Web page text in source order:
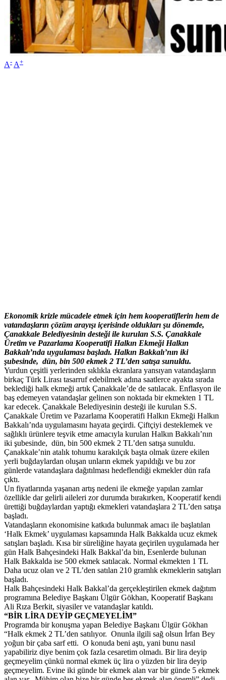
A- A+
Ekonomik krizle mücadele etmek için hem kooperatiflerin hem de
vatandaşların çözüm arayışı içerisinde oldukları şu dönemde,
Çanakkale Belediyesinin desteği ile kurulan S.S. Çanakkale
Üretim ve Pazarlama Kooperatifi Halkın Ekmeği Halkın
Bakkalı’nda uygulaması başladı. Halkın Bakkalı’nın iki
şubesinde, dün, bin 500 ekmek 2 TL’den satışa sunuldu.
Yurdun çeşitli yerlerinden sıklıkla ekranlara yansıyan vatandaşların
birkaç Türk Lirası tasarruf edebilmek adına saatlerce ayakta sırada
beklediği halk ekmeği artık Çanakkale’de de satılacak. Enflasyon ile
baş edemeyen vatandaşlar gelinen son noktada bir ekmekten 1 TL
kar edecek. Çanakkale Belediyesinin desteği ile kurulan S.S.
Çanakkale Üretim ve Pazarlama Kooperatifi Halkın Ekmeği Halkın
Bakkalı’nda uygulamasını hayata geçirdi. Çiftçiyi desteklemek ve
sağlıklı ürünlere teşvik etme amacıyla kurulan Halkın Bakkalı’nın
iki şubesinde, dün, bin 500 ekmek 2 TL’den satışa sunuldu.
Çanakkale’nin atalık tohumu karakılçık başta olmak üzere ekilen
yerli buğdaylardan oluşan unların ekmek yapıldığı ve bu zor
günlerde vatandaşlara dağıtılması hedeflendiği ekmekler dün rafa
çıktı.
Un fiyatlarında yaşanan artış nedeni ile ekmeğe yapılan zamlar
özellikle dar gelirli aileleri zor durumda bırakırken, Kooperatif kendi
ürettiği buğdaylardan yaptığı ekmekleri vatandaşlara 2 TL’den satışa
başladı.
Vatandaşların ekonomisine katkıda bulunmak amacı ile başlatılan
‘Halk Ekmek’ uygulaması kapsamında Halk Bakkalda ucuz ekmek
satışları başladı. Kısa bir süreliğine hayata geçirilen uygulamada her
gün Halk Bahçesindeki Halk Bakkal’da bin, Esenlerde bulunan
Halk Bakkalda ise 500 ekmek satılacak. Normal ekmekten 1 TL
Daha ucuz olan ve 2 TL’den satılan 210 gramlık ekmeklerin satışları
başladı.
Halk Bahçesindeki Halk Bakkal’da gerçekleştirilen ekmek dağıtım
programına Belediye Başkanı Ülgür Gökhan, Kooperatif Başkanı
Ali Rıza Berkit, siyasiler ve vatandaşlar katıldı.
“BİR LİRA DEYİP GEÇMEYELİM”
Programda bir konuşma yapan Belediye Başkanı Ülgür Gökhan
“Halk ekmek 2 TL’den satılıyor. Onunla ilgili sağ olsun İrfan Bey
yoğun bir çaba sarf etti. O konuda beni aştı, yani bunu nasıl
yapabiliriz diye benim çok fazla cesaretim olmadı. Bir lira deyip
geçmeyelim çünkü normal ekmek üç lira o yüzden bir lira deyip
geçmeyelim. Evine iki günde bir ekmek alan var bir günde 5 ekmek